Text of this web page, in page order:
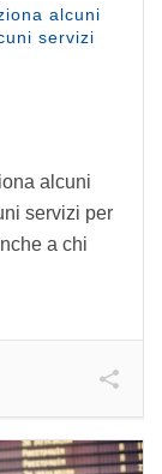
alcuni
servizi
alcuni
servizi per
a chi